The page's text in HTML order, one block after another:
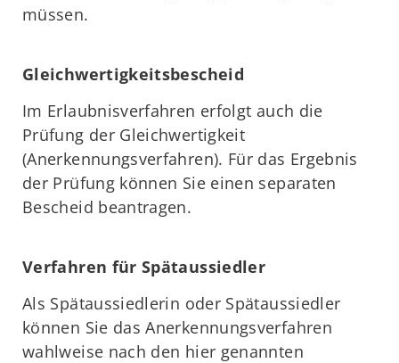
müssen.
Gleichwertigkeitsbescheid
Im Erlaubnisverfahren erfolgt auch die
Prüfung der Gleichwertigkeit
(Anerkennungsverfahren). Für das Ergebnis
der Prüfung können Sie einen separaten
Bescheid beantragen.
Verfahren für Spätaussiedler
Als Spätaussiedlerin oder Spätaussiedler
können Sie das Anerkennungsverfahren
wahlweise nach den hier genannten